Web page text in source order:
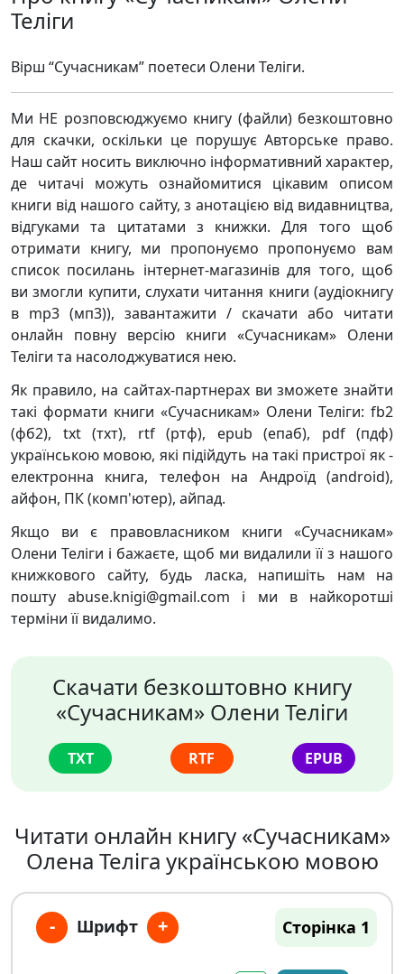
Теліги
Вірш “Сучасникам” поетеси Олени Теліги.
Ми НЕ розповсюджуємо книгу (файли) безкоштовно
для скачки, оскільки це порушує Авторське право.
Наш сайт носить виключно інформативний характер,
де читачі можуть ознайомитися цікавим описом
книги від нашого сайту, з анотацією від видавництва,
відгуками та цитатами з книжки. Для того щоб
отримати книгу, ми пропонуємо пропонуємо вам
список посилань інтернет-магазинів для того, щоб
ви змогли купити, слухати читання книги (аудіокнигу
в mp3 (мп3)), завантажити / скачати або читати
онлайн повну версію книги «Сучасникам» Олени
Теліги та насолоджуватися нею.
Як правило, на сайтах-партнерах ви зможете знайти
такі формати книги «Сучасникам» Олени Теліги: fb2
(фб2), txt (тхт), rtf (ртф), epub (епаб), pdf (пдф)
українською мовою, які підійдуть на такі пристрої як -
електронна книга, телефон на Андроїд (android),
айфон, ПК (комп'ютер), айпад.
Якщо ви є правовласником книги «Сучасникам»
Олени Теліги і бажаєте, щоб ми видалили її з нашого
книжкового сайту, будь ласка, напишіть нам на
пошту abuse.knigi@gmail.com і ми в найкоротші
терміни її видалимо.
Скачати безкоштовно книгу
«Сучасникам» Олени Теліги
TXT RTF EPUB
Читати онлайн книгу «Сучасникам»
Олена Теліга українською мовою
- Шрифт + Сторінка 1